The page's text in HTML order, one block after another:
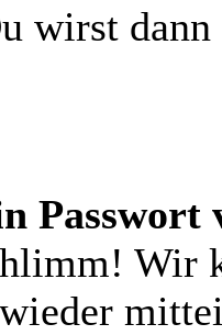
wirst
Passwort
Wir